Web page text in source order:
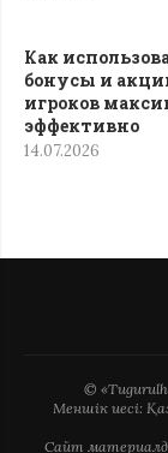
Как
бонусы и
игроков
эффективно
14.07.2026
©
Меншік иесі:
Сайт